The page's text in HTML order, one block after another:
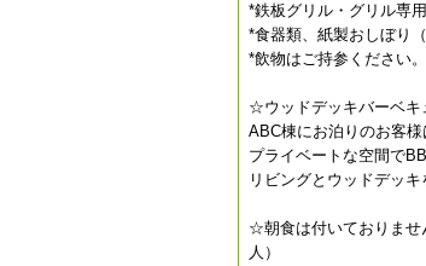
*鉄板グリル・グリル専
*食器類、紙製おしぼり
*飲物はご持参ください。
☆ウッドデッキバーベ
ABC棟にお泊りのお客
プライベートな空間で
リビングとウッドデッ
☆朝食は付いておりませ
人）